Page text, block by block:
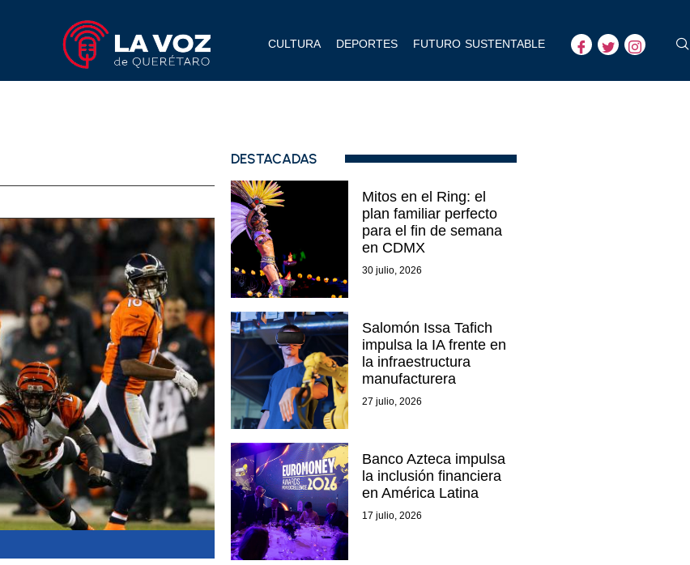
CULTURA DEPORTES FUTURO SUSTENTABLE
DESTACADAS
Mitos en el Ring: el
plan familiar perfecto
para el fin de semana
en CDMX
30 julio, 2026
Salomón Issa Tafich
impulsa la IA frente en
la infraestructura
manufacturera
27 julio, 2026
Banco Azteca impulsa
la inclusión financiera
en América Latina
17 julio, 2026